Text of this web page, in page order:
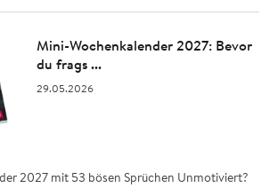
Mini-Wochenkalender 2027: Bevor
du frags ...
29.05.2026
2027 mit 53 bösen Sprüchen Unmotiviert?